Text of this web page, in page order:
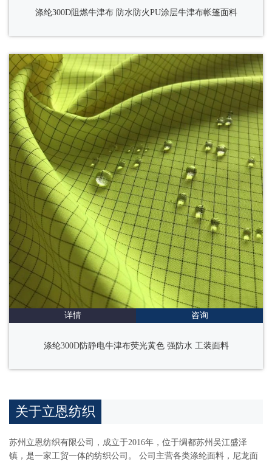
涤纶300D阻燃牛津布 防水防火PU涂层牛津布帐篷面料
详情 咨询
涤纶300D防静电牛津布荧光黄色 强防水 工装面料
关于立恩纺织
苏州立恩纺织有限公司，成立于2016年，位于绸都苏州吴江盛泽
镇，是一家工贸一体的纺织公司。 公司主营各类涤纶面料，尼龙面